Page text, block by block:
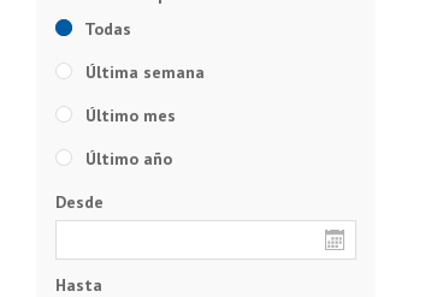
Todas
Última semana
Último mes
Último año
Desde
Hasta